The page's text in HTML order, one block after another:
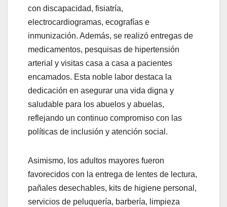
con discapacidad, fisiatría,
electrocardiogramas, ecografías e
inmunización. Además, se realizó entregas de
medicamentos, pesquisas de hipertensión
arterial y visitas casa a casa a pacientes
encamados. Esta noble labor destaca la
dedicación en asegurar una vida digna y
saludable para los abuelos y abuelas,
reflejando un continuo compromiso con las
políticas de inclusión y atención social.
Asimismo, los adultos mayores fueron
favorecidos con la entrega de lentes de lectura,
pañales desechables, kits de higiene personal,
servicios de peluquería, barbería, limpieza